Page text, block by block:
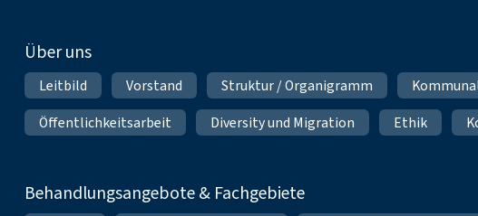
Über uns
Leitbild Vorstand Struktur / Organigramm
Öffentlichkeitsarbeit
Diversity und Migration Ethik
Behandlungsangebote & Fachgebiete